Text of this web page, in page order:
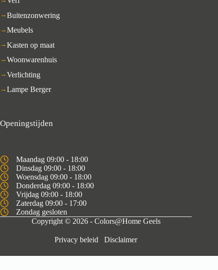
Buitenzonwering
Meubels
Kasten op maat
Woonwarenhuis
Verlichting
Lampe Berger
Openingstijden
Maandag 09:00 - 18:00
Dinsdag 09:00 - 18:00
Woensdag 09:00 - 18:00
Donderdag 09:00 - 18:00
Vrijdag 09:00 - 18:00
Zaterdag 09:00 - 17:00
Zondag gesloten
Copyright © 2026 - Colors@Home Geels
Privacy beleid Disclaimer